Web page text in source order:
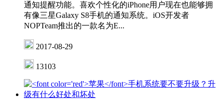
通知提醒功能。喜欢个性化的iPhone用户现在也能够拥
有像三星Galaxy S8手机的通知系统。iOS开发者
NOPTeam推出的一款名为E...
2017-08-29
13103